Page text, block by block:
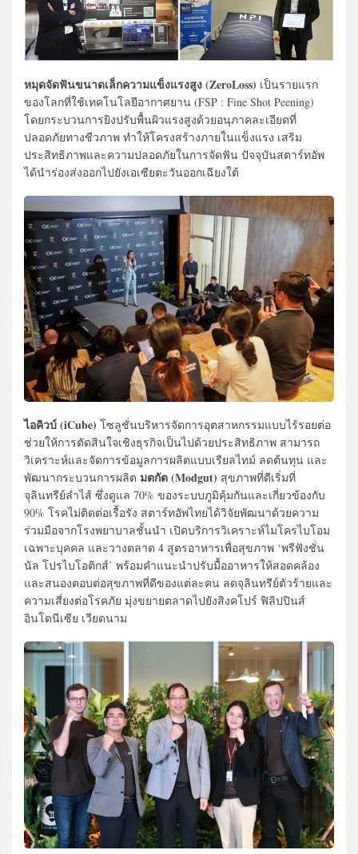
หมุดจัดฟันขนาดเล็กความแข็งแรงสูง (ZeroLoss) เป็นรายแรก
ของโลกที่ใช้เทคโนโลยีอากาศยาน (FSP : Fine Shot Peening)
โดยกระบวนการยิงปรับพื้นผิวแรงสูงด้วยอนุภาคละเอียดที่
ปลอดภัยทางชีวภาพ ทำให้โครงสร้างภายในแข็งแรง เสริม
ประสิทธิภาพและความปลอดภัยในการจัดฟัน ปัจจุบันสตาร์ทอัพ
ได้นำร่องส่งออกไปยังเอเซียตะวันออกเฉียงใต้
ไอคิวบ์ (iCube) โซลูชั่นบริหารจัดการอุตสาหกรรมแบบไร้รอยต่อ
ช่วยให้การตัดสินใจเชิงธุรกิจเป็นไปด้วยประสิทธิภาพ สามารถ
วิเคราะห์และจัดการข้อมูลการผลิตแบบเรียลไทม์ ลดต้นทุน และ
พัฒนากระบวนการผลิต มตกัต (Modgut) สุขภาพที่ดีเริ่มที่
จุลินทรีย์ลำไส้ ซึ่งดูแล 70% ของระบบภูมิคุ้มกันและเกี่ยวข้องกับ
90% โรคไม่ติดต่อเรื้อรัง สตาร์ทอัพไทยได้วิจัยพัฒนาด้วยความ
ร่วมมือจากโรงพยาบาลชั้นนำ เปิดบริการวิเคราะห์ไมโครไบโอม
เฉพาะบุคคล และวางตลาด 4 สูตรอาหารเพื่อสุขภาพ ‘พรีฟังชั่น
นัล โปรไบโอติกส์’ พร้อมคำแนะนำปรับมื้ออาหารให้สอดคล้อง
และสนองตอบต่อสุขภาพที่ดีของแต่ละคน ลดจุลินทรีย์ตัวร้ายและ
ความเสี่ยงต่อโรคภัย มุ่งขยายตลาดไปยังสิงคโปร์ ฟิลิปปินส์
อินโดนีเซีย เวียดนาม